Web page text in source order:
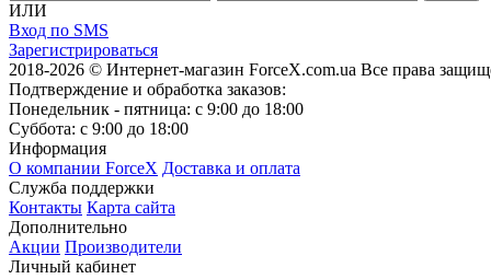
ИЛИ
Вход по SMS
Зарегистрироваться
2018-2026 © Интернет-магазин ForceX.com.ua Все права
Подтверждение и обработка заказов:
Понедельник - пятница: с 9:00 до 18:00
Суббота: с 9:00 до 18:00
Информация
О компании ForceX Доставка и оплата
Служба поддержки
Контакты Карта сайта
Дополнительно
Акции Производители
Личный кабинет